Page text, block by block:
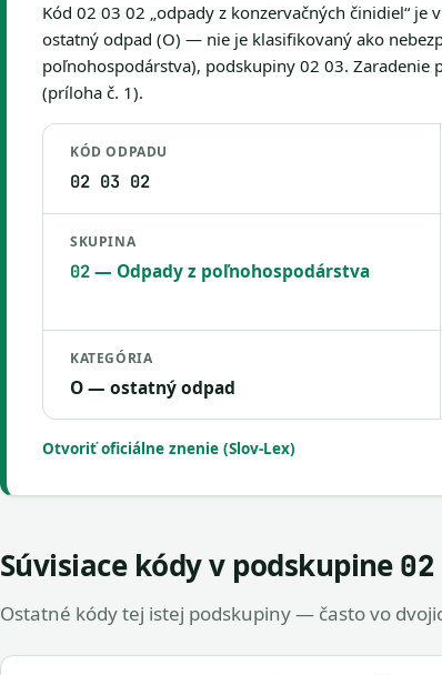
Kód 02 03 02 „odpady z konzervačných činidiel“ je
ostatný odpad (O) — nie je klasifikovaný ako
poľnohospodárstva), podskupiny 02 03. Zaradenie
(príloha č. 1).
KÓD ODPADU
02 03 02
SKUPINA
02— Odpady z poľnohospodárstva
KATEGÓRIA
O — ostatný odpad
Otvoriť oficiálne znenie (Slov-Lex)
Súvisiace kódy v podskupine
Ostatné kódy tej istej podskupiny — často vo